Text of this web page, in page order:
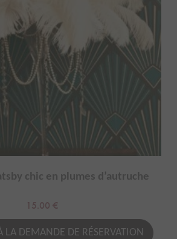
chic en plumes d’autruche
15.00 €
LA DEMANDE DE RÉSERVATION